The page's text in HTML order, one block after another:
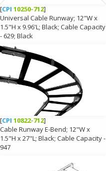
[CPI 10250-712]
Universal Cable Runway; 12"W x
1.5"H x 9.96'L; Black; Cable Capacity
- 629; Black
[CPI 10822-712]
Cable Runway E-Bend; 12"W x
1.5"H x 27"L; Black; Cable Capacity -
947